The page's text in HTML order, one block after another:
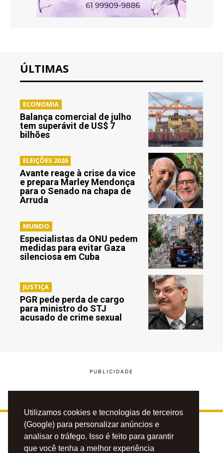
Utilizamos cookies e tecnologias de terceiros
(Google) para personalizar anúncios e
analisar o tráfego. Isso é feito para garantir
que você tenha a melhor experiência
ÚLTIMAS
ECONOMIA
Balança comercial de julho
tem superávit de US$ 7
bilhões
ELEIÇÕES 2026
Avante reage à crise da vice
e prepara Marley Mendonça
para o Senado na chapa de
Arruda
MUNDO
Especialistas da ONU pedem
medidas para evitar Gaza
silenciosa em Cuba
JUSTIÇA
PGR pede perda de cargo
para ministro do STJ
acusado de crime sexual